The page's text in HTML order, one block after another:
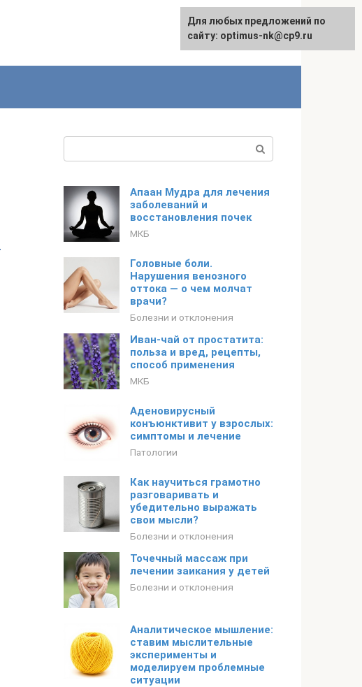
English
Апаан Мудра для лечения
заболеваний и
восстановления почек
МКБ
Головные боли.
Нарушения венозного
оттока — о чем молчат
врачи?
Болезни и отклонения
Иван-чай от простатита:
польза и вред, рецепты,
способ применения
МКБ
Аденовирусный
конъюнктивит у взрослых:
симптомы и лечение
Патологии
Как научиться грамотно
разговаривать и
убедительно выражать
свои мысли?
Болезни и отклонения
Точечный массаж при
лечении заикания у детей
Болезни и отклонения
Аналитическое мышление:
ставим мыслительные
эксперименты и
моделируем проблемные
ситуации
Для любых предложений по
сайту: optimus-nk@cp9.ru